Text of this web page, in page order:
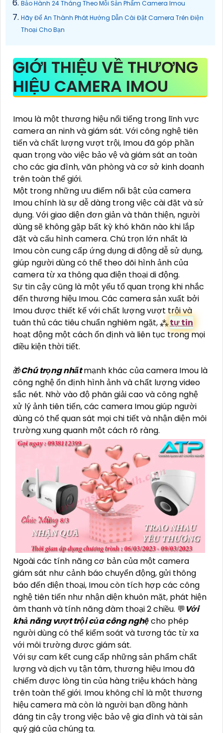
Bảo Hành 24 Tháng Theo Mỗi Sản Phẩm Camera Imou
Hãy Để An Thành Phát Hướng Dẫn Cài Đặt Camera Trên Điện
Thoại Cho Bạn
GIỚI THIỆU VỀ THƯƠNG
HIỆU CAMERA IMOU
Imou là một thương hiệu nổi tiếng trong lĩnh vực
camera an ninh và giám sát. Với công nghệ tiên
tiến và chất lượng vượt trội, Imou đã góp phần
quan trọng vào việc bảo vệ và giám sát an toàn
cho các gia đình, văn phòng và cơ sở kinh doanh
trên toàn thế giới.
Một trong những ưu điểm nổi bật của camera
Imou chính là sự dễ dàng trong việc cài đặt và sử
dụng. Với giao diện đơn giản và thân thiện, người
dùng sẽ không gặp bất kỳ khó khăn nào khi lắp
đặt và cấu hình camera. Chú trọn lớn nhất là
Imou còn cung cấp ứng dụng di động dễ sử dụng,
giúp người dùng có thể theo dõi hình ảnh của
camera từ xa thông qua điện thoại di động.
Sự tin cậy cũng là một yếu tố quan trọng khi nhắc
đến thương hiệu Imou. Các camera sản xuất bởi
Imou được thiết kế với chất lượng vượt trội và
tuân thủ các tiêu chuẩn nghiêm ngặt, ⁂tự tin
hoạt động một cách ổn định và liên tục trong mọi
điều kiện thời tiết.
🎁Chú trọng nhấtmạnh khác của camera Imou là
công nghệ ổn định hình ảnh và chất lượng video
sắc nét. Nhờ vào độ phân giải cao và công nghệ
xử lý ảnh tiên tiến, các camera Imou giúp người
dùng có thể quan sát mọi chi tiết và nhận diện môi
trường xung quanh một cách rõ ràng.
Ngoài các tính năng cơ bản của một camera
giám sát như cảnh báo chuyển động, gửi thông
báo đến điện thoại, Imou còn tích hợp các công
nghệ tiên tiến như nhận diện khuôn mặt, phát hiện
âm thanh và tính năng đàm thoại 2 chiều. 💬 Với
khả năng vượt trội của công nghệcho phép
người dùng có thể kiểm soát và tương tác từ xa
với môi trường được giám sát.
Với sự cam kết cung cấp những sản phẩm chất
lượng và dịch vụ tận tâm, thương hiệu Imou đã
chiếm được lòng tin của hàng triệu khách hàng
trên toàn thế giới. Imou không chỉ là một thương
hiệu camera mà còn là người bạn đồng hành
đáng tin cậy trong việc bảo vệ gia đình và tài sản
quý giá của chúng ta.